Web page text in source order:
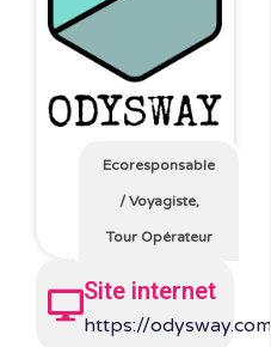
Ecoresponsable
/Voyagiste,
Tour Opérateur
Site internet
https://odysway.com/